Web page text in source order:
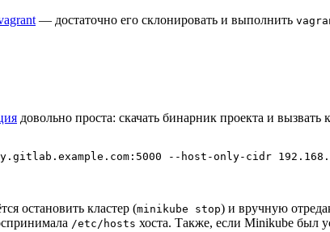
— достаточно его склонировать и выполнить
довольно проста: скачать бинарник проекта и вызвать
--host-only-cidr
остановить кластер (minikube stop) и вручную
/etc/hosts хоста. Также, если Minikube был